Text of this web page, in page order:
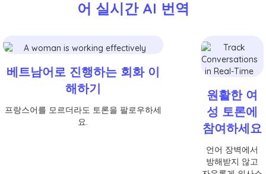
어 실시간 AI 번역
베트남어로 진행하는 회화 이
해하기
프랑스어를 모르더라도 토론을 팔로우하세
요.
원활한 여
성 토론에
참여하세요
언어 장벽에서
방해받지 않고